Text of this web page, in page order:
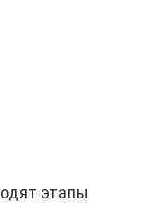
этапы